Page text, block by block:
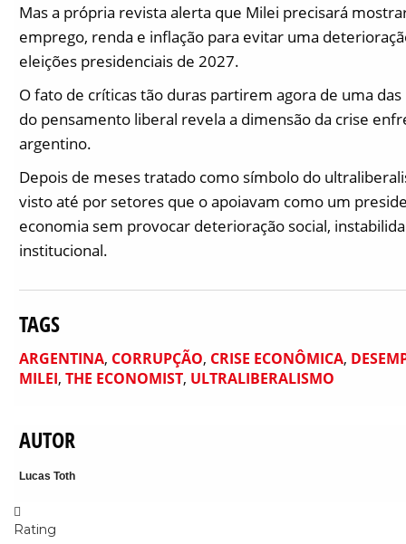
Mas a própria revista alerta que Milei precisará
emprego, renda e inflação para evitar uma
eleições presidenciais de 2027.
O fato de críticas tão duras partirem agora de uma
do pensamento liberal revela a dimensão da crise
argentino.
Depois de meses tratado como símbolo do
visto até por setores que o apoiavam como um
economia sem provocar deterioração social,
institucional.
TAGS
ARGENTINA, CORRUPÇÃO, CRISE ECONÔMICA,
MILEI,THE ECONOMIST, ULTRALIBERALISMO
AUTOR
Lucas Toth
Rating